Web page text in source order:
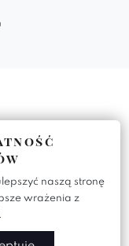
naszą stronę
wrażenia z